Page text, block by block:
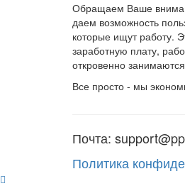
Обращаем Ваше
даем возможность
которые ищут работу.
заработную плату,
откровенно
Все просто - мы
Почта:
Политика